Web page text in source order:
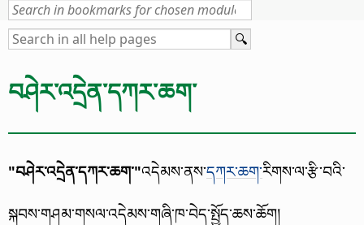
བཤེར་འདྲེན་དཀར་ཆག་
"བཤེར་འདྲེན་དཀར་ཆག་"འདེམས་ནས་དཀར་ཆག་རིགས་ལ་རྩི་བའི་
སྐབས་གཤམ་གསལ་འདེམས་གཞི་ཁ་བེད་སྤྱོད་ཆས་ཆོག།